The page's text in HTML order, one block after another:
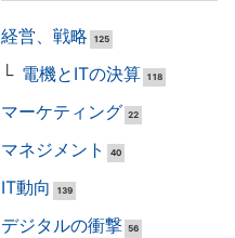
経営、戦略 125
電機とITの決算 118
マーケティング 22
マネジメント 40
IT動向 139
デジタルの衝撃 56